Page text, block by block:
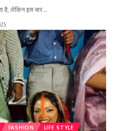
है, लेकिन इस बार…
FASHION
LIFE STYLE